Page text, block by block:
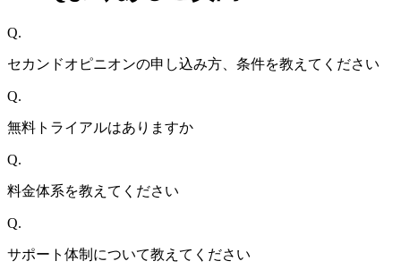
Q.
セカンドオピニオンの申し込み方、条件を教えてください
Q.
無料トライアルはありますか
Q.
料金体系を教えてください
Q.
サポート体制について教えてください